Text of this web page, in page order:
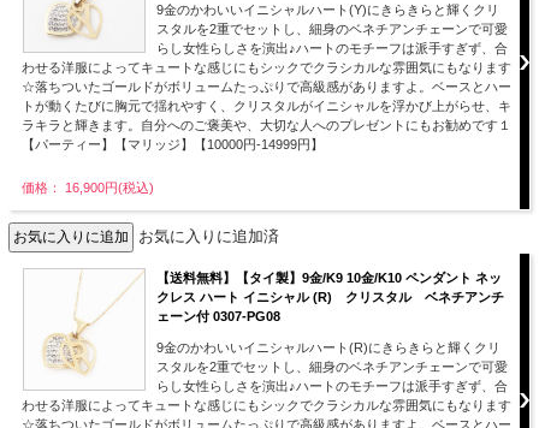
9金のかわいいイニシャルハート(Y)にきらきらと輝くクリ
スタルを2重でセットし、細身のベネチアンチェーンで可愛
らし女性らしさを演出♪ハートのモチーフは派手すぎず、合
わせる洋服によってキュートな感じにもシックでクラシカルな雰囲気にもなります
☆落ちついたゴールドがボリュームたっぷりで高級感がありますよ。ベースとハー
トが動くたびに胸元で揺れやすく、クリスタルがイニシャルを浮かび上がらせ、キ
ラキラと輝きます。自分へのご褒美や、大切な人へのプレゼントにもお勧めです１
【パーティー】【マリッジ】【10000円-14999円】
価格： 16,900円(税込)
お気に入りに追加済
【送料無料】【タイ製】9金/K9 10金/K10 ペンダント ネッ
クレス ハート イニシャル (R) クリスタル ベネチアンチ
ェーン付 0307-PG08
9金のかわいいイニシャルハート(R)にきらきらと輝くクリ
スタルを2重でセットし、細身のベネチアンチェーンで可愛
らし女性らしさを演出♪ハートのモチーフは派手すぎず、合
わせる洋服によってキュートな感じにもシックでクラシカルな雰囲気にもなります
☆落ちついたゴールドがボリュームたっぷりで高級感がありますよ。ベースとハー